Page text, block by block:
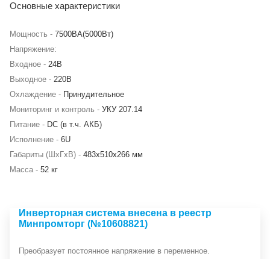
Основные характеристики
Мощность - 7500BA(5000Вт)
Напряжение:
Входное - 24В
Выходное - 220В
Охлаждение - Принудительное
Мониторинг и контроль - УКУ 207.14
Питание - DC (в т.ч. АКБ)
Исполнение - 6U
Габариты (ШхГхВ) - 483х510х266 мм
Масса - 52 кг
Инверторная система внесена в реестр
Минпромторг (№10608821)
Преобразует постоянное напряжение в переменное.